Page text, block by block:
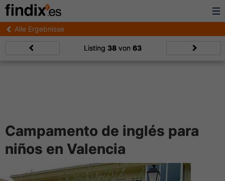
Alle Ergebnisse
Listing 38von 63
Campamento de inglés para
niños en Valencia